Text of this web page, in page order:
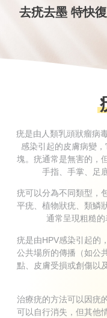
去疣去墨 特快
疣是由人類乳頭狀瘤病
感染引起的皮膚病變
塊。疣通常是無害的，
手指、手掌、足
疣可以分為不同類型，
平疣、植物狀疣、類鱗
通常呈現粗糙的
疣是由HPV感染引起的
公共場所的傳播（如公
點、皮膚受損或創傷以
治療疣的方法可以因疣
可以自行消失，但其他